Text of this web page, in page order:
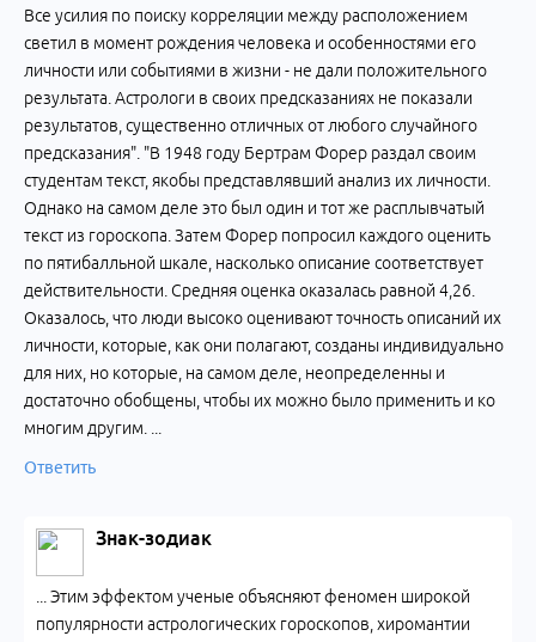
Все усилия по поиску корреляции между расположением
светил в момент рождения человека и особенностями его
личности или событиями в жизни - не дали положительного
результата. Астрологи в своих предсказаниях не показали
результатов, существенно отличных от любого случайного
предсказания". "В 1948 году Бертрам Форер раздал своим
студентам текст, якобы представлявший анализ их личности.
Однако на самом деле это был один и тот же расплывчатый
текст из гороскопа. Затем Форер попросил каждого оценить
по пятибалльной шкале, насколько описание соответствует
действительности. Средняя оценка оказалась равной 4,26.
Оказалось, что люди высоко оценивают точность описаний их
личности, которые, как они полагают, созданы индивидуально
для них, но которые, на самом деле, неопределенны и
достаточно обобщены, чтобы их можно было применить и ко
многим другим. ...
Ответить
Знак-зодиак
... Этим эффектом ученые объясняют феномен широкой
популярности астрологических гороскопов, хиромантии